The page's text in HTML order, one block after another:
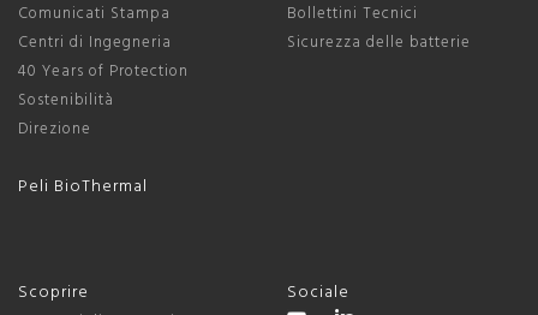
Comunicati Stampa
Centri di Ingegneria
40 Years of Protection
Sostenibilità
Direzione
Peli BioThermal
Bollettini Tecnici
Sicurezza delle batterie
Scoprire Sociale